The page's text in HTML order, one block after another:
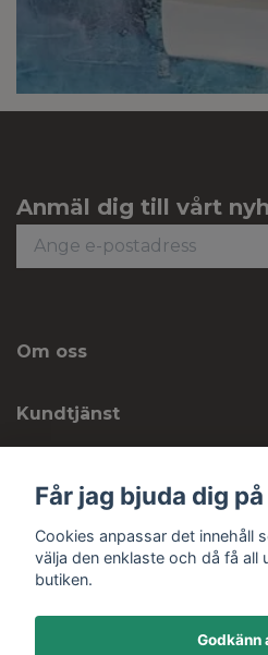
Anmäl dig till vårt
Om oss
Kundtjänst
Sociala medier
Får jag bjuda dig
Cookies anpassar det innehåll
välja den enklaste och då få all
butiken.
Godkänn